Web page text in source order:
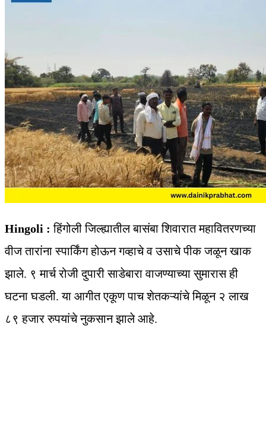
Hingoli : हिंगोली जिल्ह्यातील बासंबा शिवारात महावितरणच्या
वीज तारांना स्पार्किंग होऊन गव्हाचे व उसाचे पीक जळून खाक
झाले. ९ मार्च रोजी दुपारी साडेबारा वाजण्याच्या सुमारास ही
घटना घडली. या आगीत एकूण पाच शेतकऱ्यांचे मिळून २ लाख
८९ हजार रुपयांचे नुकसान झाले आहे.